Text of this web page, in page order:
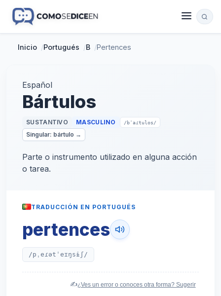
Inicio /Portugués /B /Pertences
Español
Bártulos
SUSTANTIVO MASCULINO /bˈaɾtulos/
Singular: bártulo →
Parte o instrumento utilizado en alguna acción
o tarea.
TRADUCCIÓN EN PORTUGUÉS
pertences
/pˌeɾətˈeɪŋsɨʃ/
✍️¿Ves un error o conoces otra forma? Sugerir